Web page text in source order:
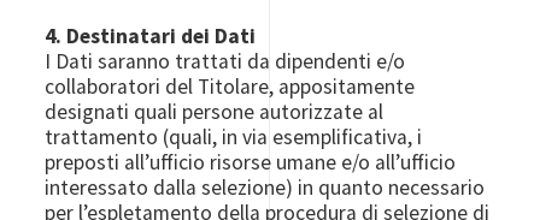
4. Destinatari dei Dati
I Dati saranno trattati da dipendenti e/o
collaboratori del Titolare, appositamente
designati quali persone autorizzate al
trattamento (quali, in via esemplificativa, i
preposti all’ufficio risorse umane e/o all’ufficio
interessato dalla selezione) in quanto necessario
per l’espletamento della procedura di selezione di